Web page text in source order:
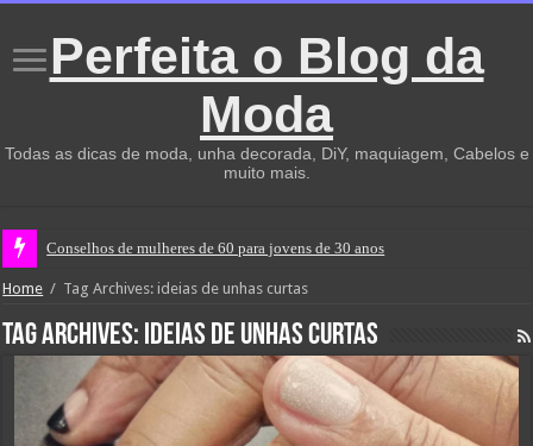
Perfeita o Blog da
Moda
Todas as dicas de moda, unha decorada, DiY, maquiagem, Cabelos e
muito mais.
Conselhos de mulheres de 60 para jovens de 30 anos
Home / Tag Archives: ideias de unhas curtas
Tag Archives: ideias de unhas curtas